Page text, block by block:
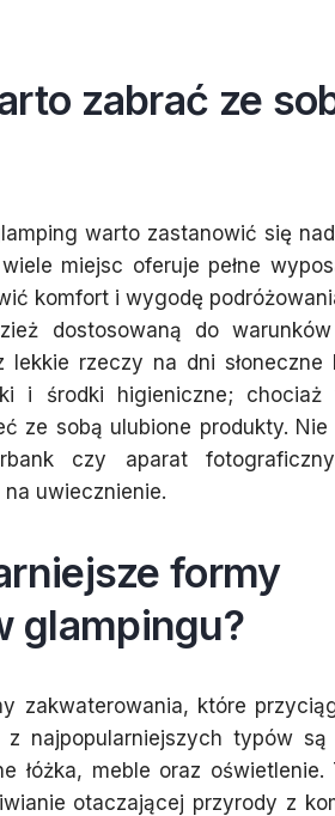
zabrać ze
warto zastanowić się
miejsc oferuje pełne
komfort i wygodę
dostosowaną do
rzeczy na dni słoneczne
i środki higieniczne; chociaż
ze sobą ulubione produkty.
czy aparat
uwiecznienie.
formy
glampingu?
zakwaterowania, które
najpopularniejszych typów
łóżka, meble oraz
otaczającej przyrody z